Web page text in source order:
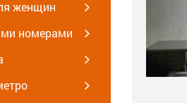
женщин
номерами